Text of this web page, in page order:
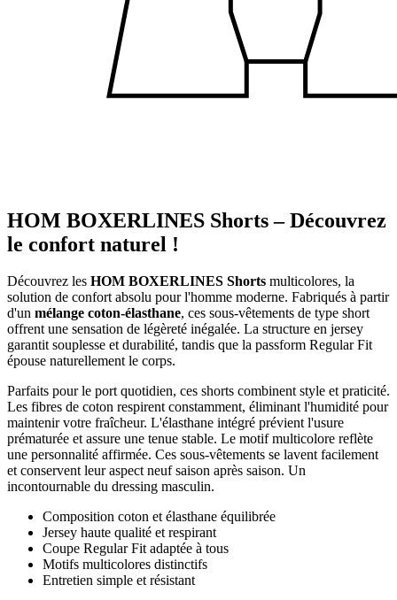
HOM BOXERLINES Shorts – Découvrez
le confort naturel !
Découvrez les HOM BOXERLINES Shorts multicolores, la
solution de confort absolu pour l'homme moderne. Fabriqués à partir
d'un mélange coton-élasthane, ces sous-vêtements de type short
offrent une sensation de légèreté inégalée. La structure en jersey
garantit souplesse et durabilité, tandis que la passform Regular Fit
épouse naturellement le corps.
Parfaits pour le port quotidien, ces shorts combinent style et praticité.
Les fibres de coton respirent constamment, éliminant l'humidité pour
maintenir votre fraîcheur. L'élasthane intégré prévient l'usure
prématurée et assure une tenue stable. Le motif multicolore reflète
une personnalité affirmée. Ces sous-vêtements se lavent facilement
et conservent leur aspect neuf saison après saison. Un
incontournable du dressing masculin.
Composition coton et élasthane équilibrée
Jersey haute qualité et respirant
Coupe Regular Fit adaptée à tous
Motifs multicolores distinctifs
Entretien simple et résistant